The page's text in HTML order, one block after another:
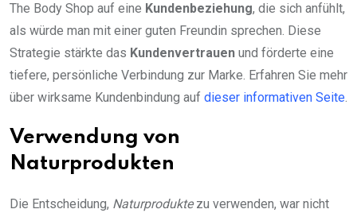
The Body Shop auf eine Kundenbeziehung, die sich anfühlt,
als würde man mit einer guten Freundin sprechen. Diese
Strategie stärkte das Kundenvertrauen und förderte eine
tiefere, persönliche Verbindung zur Marke. Erfahren Sie mehr
über wirksame Kundenbindung auf dieser informativen Seite.
Verwendung von
Naturprodukten
Die Entscheidung, Naturproduktezu verwenden, war nicht